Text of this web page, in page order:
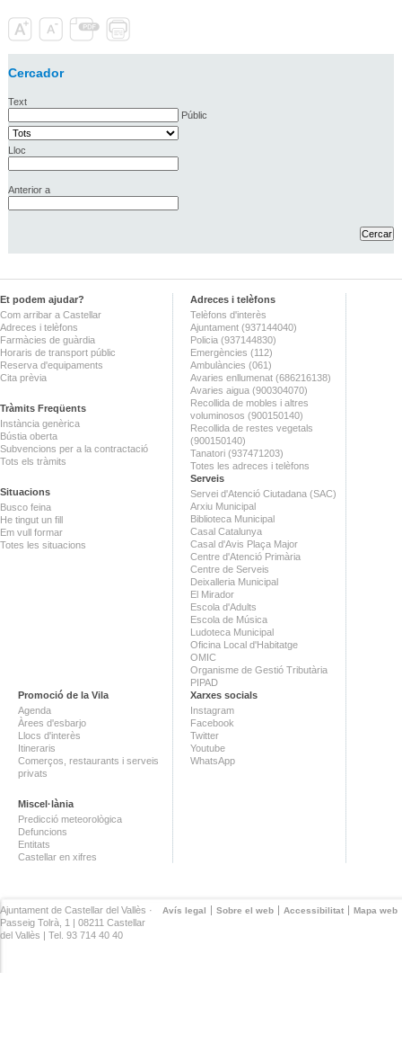
Cercador
Text
Públic
Lloc
Anterior a
Et podem ajudar?
Com arribar a Castellar
Adreces i telèfons
Farmàcies de guàrdia
Horaris de transport públic
Reserva d'equipaments
Cita prèvia
Tràmits Freqüents
Instància genèrica
Bústia oberta
Subvencions per a la contractació
Tots els tràmits
Situacions
Busco feina
He tingut un fill
Em vull formar
Totes les situacions
Adreces i telèfons
Telèfons d'interès
Ajuntament (937144040)
Policia (937144830)
Emergències (112)
Ambulàncies (061)
Avaries enllumenat (686216138)
Avaries aigua (900304070)
Recollida de mobles i altres
voluminosos (900150140)
Recollida de restes vegetals
(900150140)
Tanatori (937471203)
Totes les adreces i telèfons
Serveis
Servei d'Atenció Ciutadana (SAC)
Arxiu Municipal
Biblioteca Municipal
Casal Catalunya
Casal d'Avis Plaça Major
Centre d'Atenció Primària
Centre de Serveis
Deixalleria Municipal
El Mirador
Escola d'Adults
Escola de Música
Ludoteca Municipal
Oficina Local d'Habitatge
OMIC
Organisme de Gestió Tributària
PIPAD
Promoció de la Vila
Agenda
Àrees d'esbarjo
Llocs d'interès
Itineraris
Comerços, restaurants i serveis
privats
Miscel·lània
Predicció meteorològica
Defuncions
Entitats
Castellar en xifres
Xarxes socials
Instagram
Facebook
Twitter
Youtube
WhatsApp
Avís legal Sobre el web Accessibilitat Mapa web
Ajuntament de Castellar del Vallès ·
Passeig Tolrà, 1 | 08211 Castellar
del Vallès | Tel. 93 714 40 40